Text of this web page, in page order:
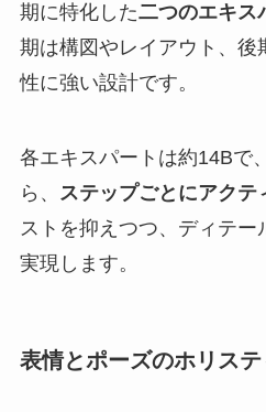
期に特化した二つのエキス
期は構図やレイアウト、後
性に強い設計です。
各エキスパートは約14Bで
ら、 ステップごとにアクテ
ストを抑えつつ、ディテー
実現します。
表情とポーズのホリス